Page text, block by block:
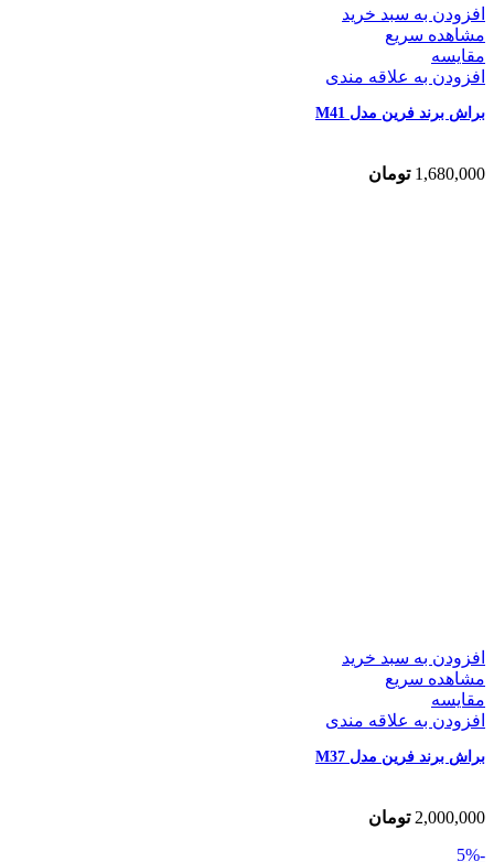
افزودن به سبد خرید
مشاهده سریع
مقایسه
افزودن به علاقه مندی
براش برند فرین مدل M41
1,680,000 تومان
افزودن به سبد خرید
مشاهده سریع
مقایسه
افزودن به علاقه مندی
براش برند فرین مدل M37
2,000,000 تومان
-5%